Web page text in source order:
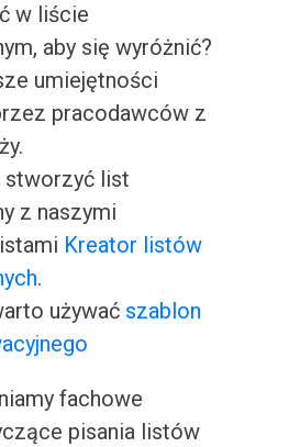
w liście
aby się wyróżnić?
umiejętności
pracodawców z
stworzyć list
z naszymi
Kreator listów
.
używać szablon
fachowe
pisania listów